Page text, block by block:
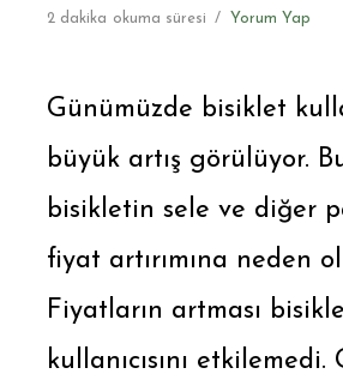
2 dakika okuma süresi Yorum Yap
Günümüzde bisiklet
büyük artış görülüyor.
bisikletin sele ve diğer
fiyat artırımına neden
Fiyatların artması
kullanıcısını etkilemedi.